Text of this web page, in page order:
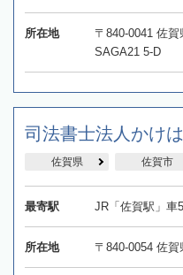
所在地
〒840-0041 佐
SAGA21 5-D
司法書士法人かけ
佐賀県 佐賀市
最寄駅 JR「佐賀駅」車
所在地 〒840-0054 佐